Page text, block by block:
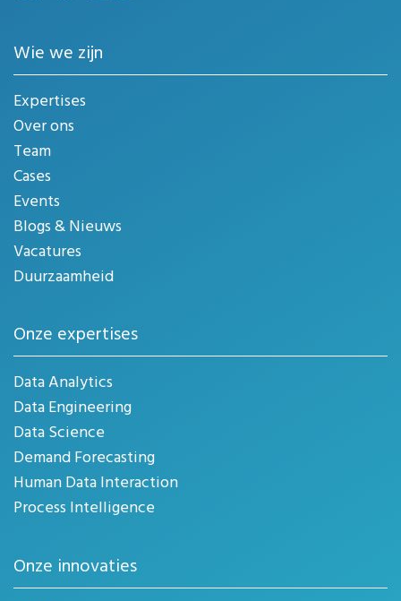
Wie we zijn
Expertises
Over ons
Team
Cases
Events
Blogs & Nieuws
Vacatures
Duurzaamheid
Onze expertises
Data Analytics
Data Engineering
Data Science
Demand Forecasting
Human Data Interaction
Process Intelligence
Onze innovaties